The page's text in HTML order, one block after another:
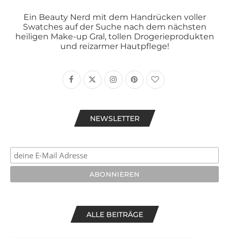
Ein Beauty Nerd mit dem Handrücken voller
Swatches auf der Suche nach dem nächsten
heiligen Make-up Gral, tollen Drogerieprodukten
und reizarmer Hautpflege!
NEWSLETTER
ALLE BEITRÄGE